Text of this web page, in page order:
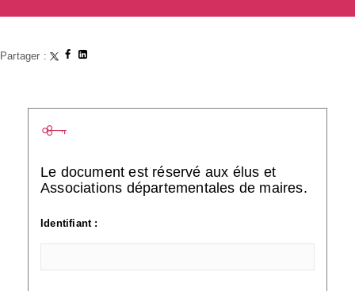
Partager :
Le document est réservé aux élus et
Associations départementales de maires.
Identifiant :